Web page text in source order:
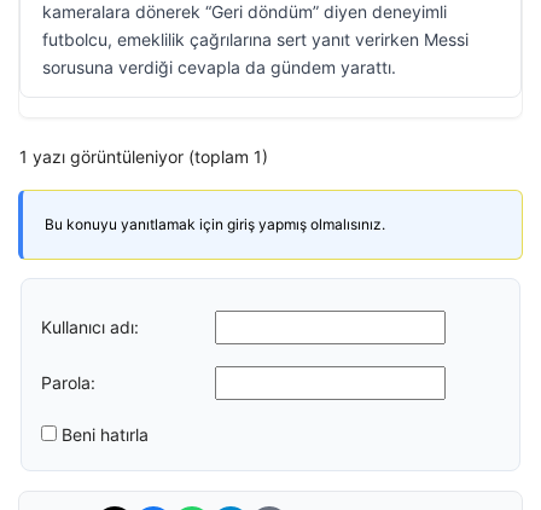
kameralara dönerek “Geri döndüm” diyen deneyimli
futbolcu, emeklilik çağrılarına sert yanıt verirken Messi
sorusuna verdiği cevapla da gündem yarattı.
1 yazı görüntüleniyor (toplam 1)
Bu konuyu yanıtlamak için giriş yapmış olmalısınız.
Kullanıcı adı:
Parola:
Beni hatırla